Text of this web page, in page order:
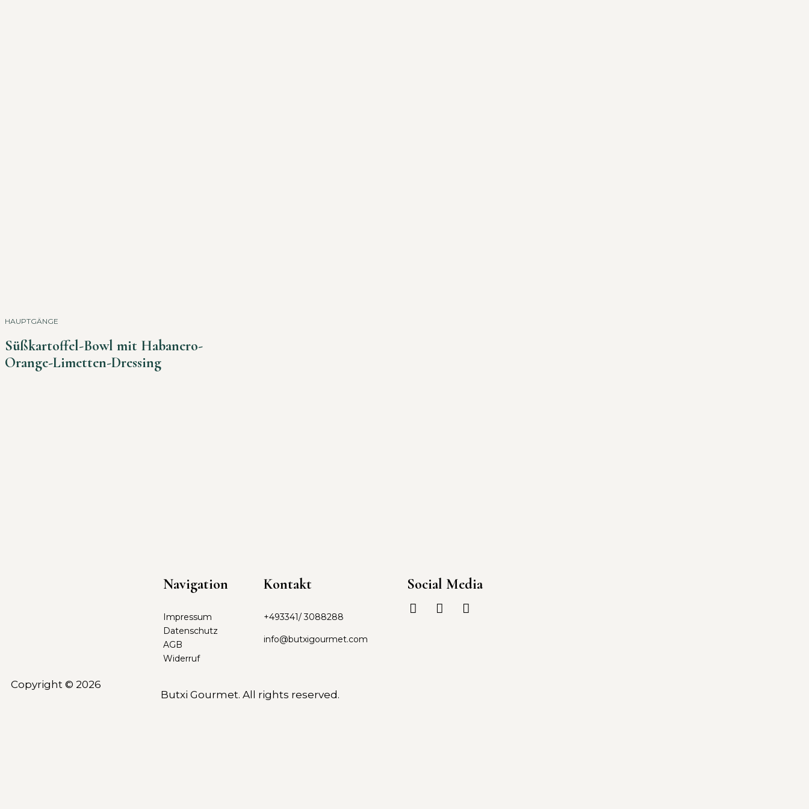
HAUPTGÄNGE
Süßkartoffel-Bowl mit Habanero-
Orange-Limetten-Dressing
Navigation
Impressum
Datenschutz
AGB
Widerruf
Kontakt
+493341/ 3088288
info@butxigourmet.com
Social Media
Copyright © 2026
Butxi Gourmet. All rights reserved.